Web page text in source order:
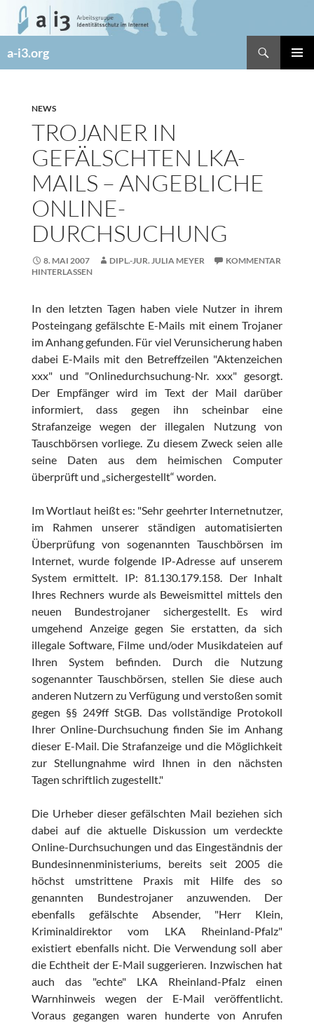
Zum
Inhalt
a-i3.org
NEWS
TROJANER IN
GEFÄLSCHTEN LKA-
MAILS – ANGEBLICHE
ONLINE-
DURCHSUCHUNG
8. MAI 2007 DIPL.-JUR. JULIA MEYER
KOMMENTAR
HINTERLASSEN
In den letzten Tagen haben viele Nutzer in ihrem
Posteingang gefälschte E-Mails mit einem Trojaner
im Anhang gefunden. Für viel Verunsicherung haben
dabei E-Mails mit den Betreffzeilen "Aktenzeichen
xxx" und "Onlinedurchsuchung-Nr. xxx" gesorgt.
Der Empfänger wird im Text der Mail darüber
informiert, dass gegen ihn scheinbar eine
Strafanzeige wegen der illegalen Nutzung von
Tauschbörsen vorliege. Zu diesem Zweck seien alle
seine Daten aus dem heimischen Computer
überprüft und „sichergestellt“ worden.
Im Wortlaut heißt es: "Sehr geehrter Internetnutzer,
im Rahmen unserer ständigen automatisierten
Überprüfung von sogenannten Tauschbörsen im
Internet, wurde folgende IP-Adresse auf unserem
System ermittelt. IP: 81.130.179.158. Der Inhalt
Ihres Rechners wurde als Beweismittel mittels den
neuen Bundestrojaner sichergestellt. Es wird
umgehend Anzeige gegen Sie erstatten, da sich
illegale Software, Filme und/oder Musikdateien auf
Ihren System befinden. Durch die Nutzung
sogenannter Tauschbörsen, stellen Sie diese auch
anderen Nutzern zu Verfügung und verstoßen somit
gegen §§ 249ff StGB. Das vollständige Protokoll
Ihrer Online-Durchsuchung finden Sie im Anhang
dieser E-Mail. Die Strafanzeige und die Möglichkeit
zur Stellungnahme wird Ihnen in den nächsten
Tagen schriftlich zugestellt."
Die Urheber dieser gefälschten Mail beziehen sich
dabei auf die aktuelle Diskussion um verdeckte
Online-Durchsuchungen und das Eingeständnis der
Bundesinnenministeriums, bereits seit 2005 die
höchst umstrittene Praxis mit Hilfe des so
genannten Bundestrojaner anzuwenden. Der
ebenfalls gefälschte Absender, "Herr Klein,
Kriminaldirektor vom LKA Rheinland-Pfalz"
existiert ebenfalls nicht. Die Verwendung soll aber
die Echtheit der E-Mail suggerieren. Inzwischen hat
auch das "echte" LKA Rheinland-Pfalz einen
Warnhinweis wegen der E-Mail veröffentlicht.
Voraus gegangen waren hunderte von Anrufen